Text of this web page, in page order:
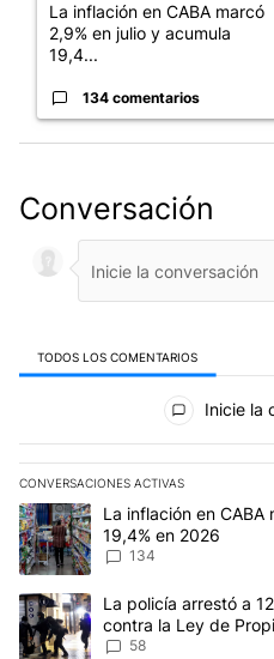
La inflación en CABA marcó
2,9% en julio y acumula
19,4...
134 comentarios
Conversación
TODOS LOS COMENTARIOS
Todos los comentarios
Inicie la
CONVERSACIONES ACTIVAS
Este listado muestra los
Un artículo de tendencia con el
La inflación en CABA
19,4% en 2026
134
Un artículo de tendencia con el
La policía arrestó a
contra la Ley de
menos, 3 agentes
58